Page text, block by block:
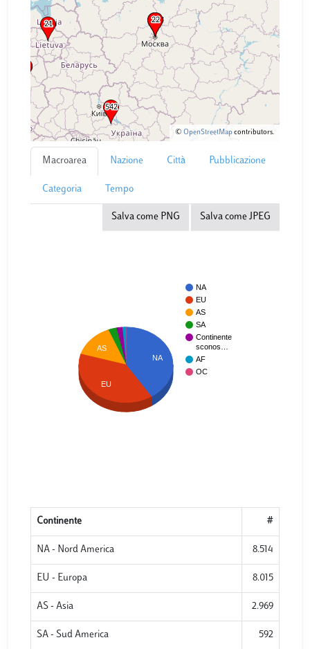
© OpenStreetMapcontributors.
Macroarea Nazione Città Pubblicazione
Categoria Tempo
Salva come PNG Salva come JPEG
NA
EU
AS
SA
Continente
sconos…
AF
OC
NA
AS
EU
Continente #
NA - Nord America 8.514
EU - Europa 8.015
AS - Asia 2.969
SA - Sud America 592